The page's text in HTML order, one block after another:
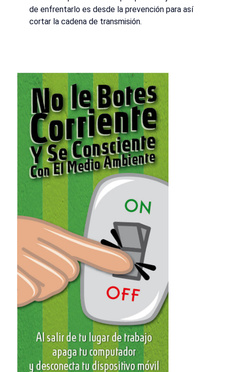
de enfrentarlo es desde la prevención para así
cortar la cadena de transmisión.